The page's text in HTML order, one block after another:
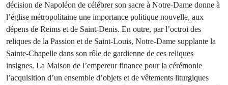
décision de Napoléon de célébrer son sacre à Notre-Dame donne à
l’église métropolitaine une importance politique nouvelle, aux
dépens de Reims et de Saint-Denis. En outre, par l’octroi des
reliques de la Passion et de Saint-Louis, Notre-Dame supplante la
Sainte-Chapelle dans son rôle de gardienne de ces reliques
insignes. La Maison de l’empereur finance pour la cérémonie
l’acquisition d’un ensemble d’objets et de vêtements liturgiques